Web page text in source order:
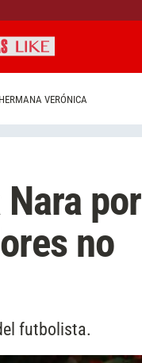
HERMANA VERÓNICA
por
no
futbolista.